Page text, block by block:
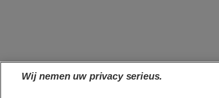
Wij nemen uw privacy serieus.